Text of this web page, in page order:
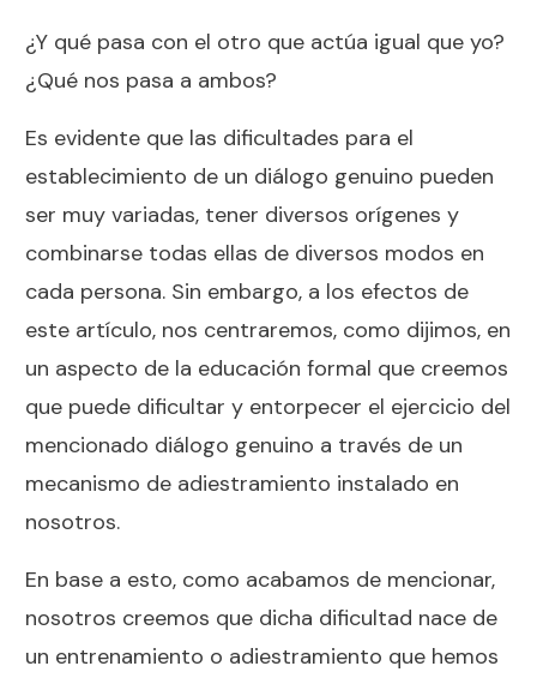
¿Y qué pasa con el otro que actúa igual que yo?
¿Qué nos pasa a ambos?
Es evidente que las dificultades para el
establecimiento de un diálogo genuino pueden
ser muy variadas, tener diversos orígenes y
combinarse todas ellas de diversos modos en
cada persona. Sin embargo, a los efectos de
este artículo, nos centraremos, como dijimos, en
un aspecto de la educación formal que creemos
que puede dificultar y entorpecer el ejercicio del
mencionado diálogo genuino a través de un
mecanismo de adiestramiento instalado en
nosotros.
En base a esto, como acabamos de mencionar,
nosotros creemos que dicha dificultad nace de
un entrenamiento o adiestramiento que hemos